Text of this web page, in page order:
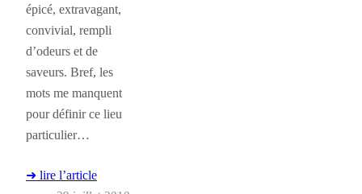
épicé, extravagant,
convivial, rempli
d’odeurs et de
saveurs. Bref, les
mots me manquent
pour définir ce lieu
particulier…
➜ lire l’article